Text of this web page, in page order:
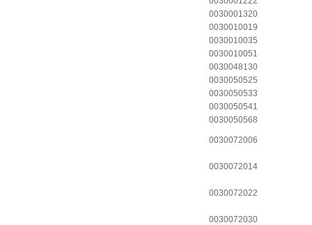
0030001320
0030010019
0030010035
0030010051
0030048130
0030050525
0030050533
0030050541
0030050568
0030072006
0030072014
0030072022
0030072030